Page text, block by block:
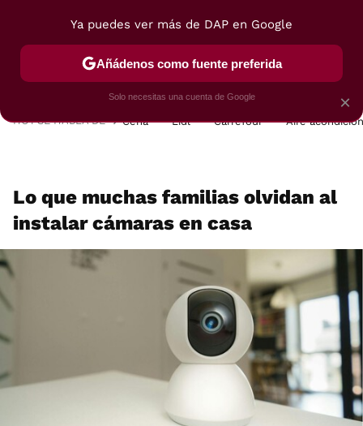
POSTRES VIAJES SELECCIÓN VEGUI
HOY SE HABLA DE Cena Lidl Carrefour Aire
Lo que muchas familias olvidan al
instalar cámaras en casa
×
Ya puedes ver más de DAP en Google
Añádenos como fuente preferida
Solo necesitas una cuenta de Google